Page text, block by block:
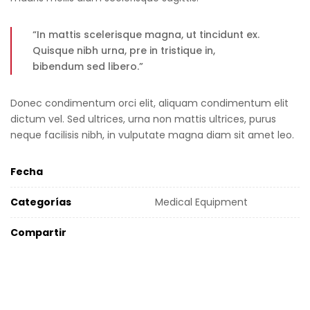
“In mattis scelerisque magna, ut tincidunt ex.
Quisque nibh urna, pre in tristique in,
bibendum sed libero.”
Donec condimentum orci elit, aliquam condimentum elit
dictum vel. Sed ultrices, urna non mattis ultrices, purus
neque facilisis nibh, in vulputate magna diam sit amet leo.
Fecha
Categorías Medical Equipment
Compartir